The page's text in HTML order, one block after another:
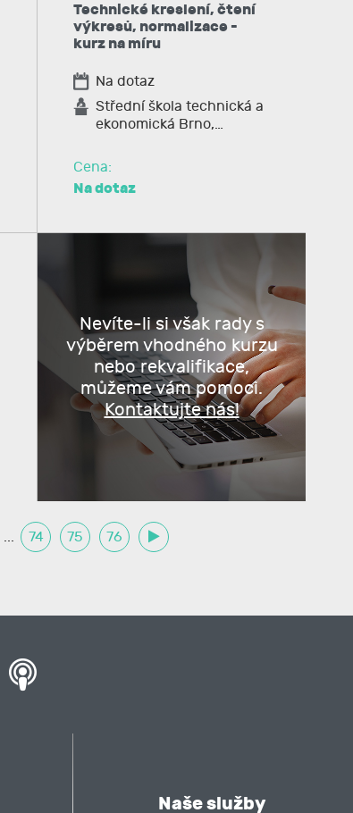
Technické kreslení, čtení
výkresů, normalizace -
kurz na míru
Na dotaz
Střední škola technická a
ekonomická Brno,…
Cena:
Na dotaz
Nevíte-li si však rady s
výběrem vhodného kurzu
nebo rekvalifikace,
můžeme vám pomoci.
Kontaktujte nás!
... 74 75 76
Naše služby